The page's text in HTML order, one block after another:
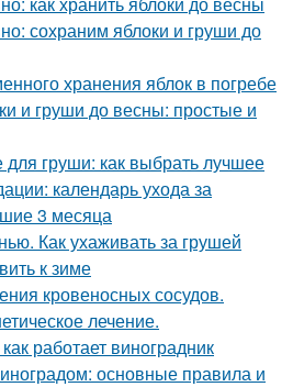
сохраним яблоки и груши до
хранения яблок в погребе
и груши до весны: простые и
груши: как выбрать лучшее
календарь ухода за
3 месяца
Как ухаживать за грушей
к зиме
кровеносных сосудов.
лечение.
работает виноградник
основные правила и